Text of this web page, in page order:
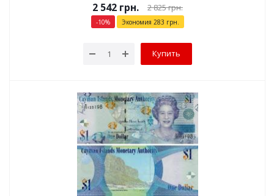
2 542 грн. 2 825грн.
-10% Экономия 283 грн.
Купить